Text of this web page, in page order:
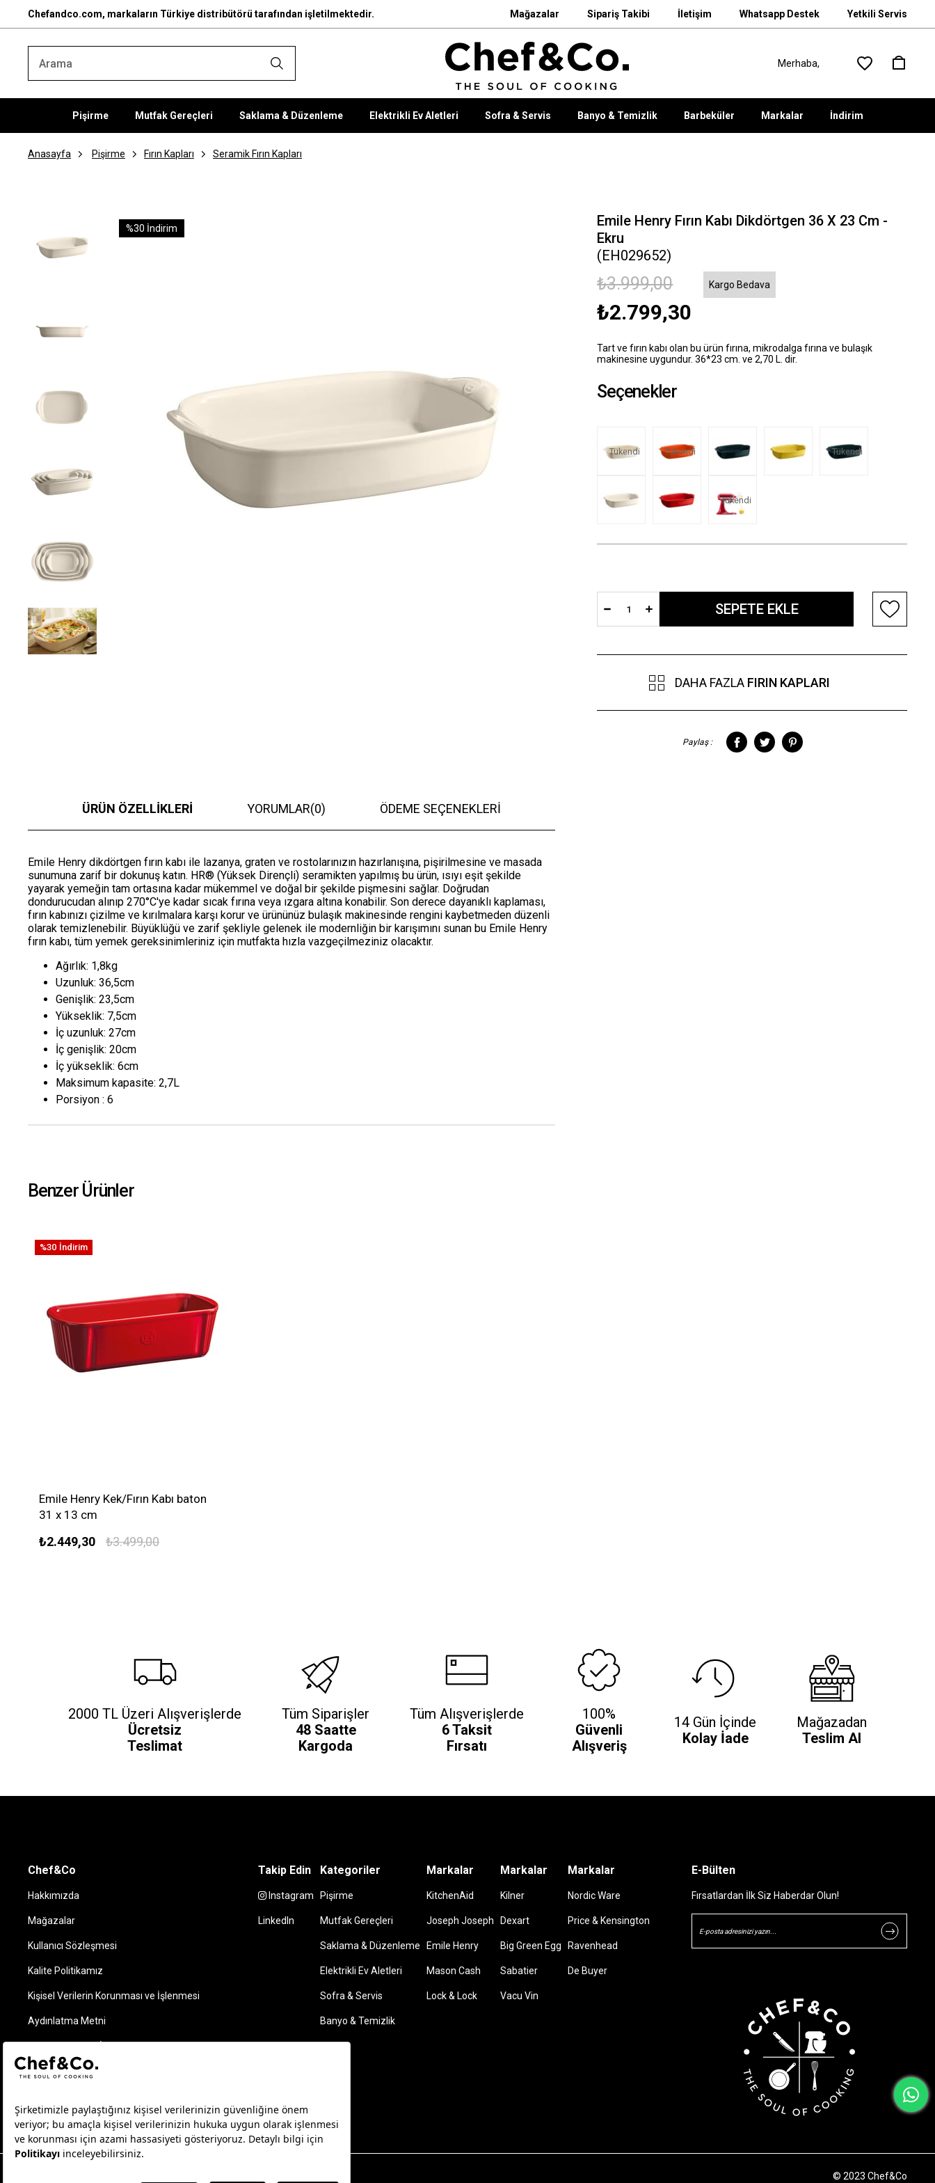
Chefandco.com, markaların Türkiye distribütörü tarafından işletilmektedir. Mağazalar Sipariş Takibi İletişim Whatsapp Destek Yetkili Servis
Pişirme Mutfak Gereçleri Saklama & Düzenleme Elektrikli Ev Aletleri Sofra & Servis Banyo & Temizlik Barbeküler Markalar İndirim
Anasayfa Pişirme Fırın Kapları Seramik Fırın Kapları
%30 İndirim
Emile Henry Fırın Kabı Dikdörtgen 36 X 23 Cm -
Ekru
(EH029652)
₺3.999,00
₺2.799,30
Kargo Bedava
Tart ve fırın kabı olan bu ürün fırına, mikrodalga fırına ve bulaşık
makinesine uygundur. 36*23 cm. ve 2,70 L. dir.
Seçenekler
Tükendi Tükendi Tükendi
Tükendi
DAHA FAZLA FIRIN KAPLARI
Paylaş :
ÜRÜN ÖZELLIKLERI YORUMLAR(0) ÖDEME SEÇENEKLERI
Emile Henry dikdörtgen fırın kabı ile lazanya, graten ve rostolarınızın hazırlanışına, pişirilmesine ve masada
sunumuna zarif bir dokunuş katın. HR® (Yüksek Dirençli) seramikten yapılmış bu ürün, ısıyı eşit şekilde
yayarak yemeğin tam ortasına kadar mükemmel ve doğal bir şekilde pişmesini sağlar. Doğrudan
dondurucudan alınıp 270°C'ye kadar sıcak fırına veya ızgara altına konabilir. Son derece dayanıklı kaplaması,
fırın kabınızı çizilme ve kırılmalara karşı korur ve ürününüz bulaşık makinesinde rengini kaybetmeden düzenli
olarak temizlenebilir. Büyüklüğü ve zarif şekliyle gelenek ile modernliğin bir karışımını sunan bu Emile Henry
fırın kabı, tüm yemek gereksinimleriniz için mutfakta hızla vazgeçilmeziniz olacaktır.
Ağırlık: 1,8kg
Uzunluk: 36,5cm
Genişlik: 23,5cm
Yükseklik: 7,5cm
İç uzunluk: 27cm
İç genişlik: 20cm
İç yükseklik: 6cm
Maksimum kapasite: 2,7L
Porsiyon : 6
Benzer Ürünler
Emile Henry Kek/Fırın Kabı baton
31 x 13 cm
₺2.449,30 ₺3.499,00
%30 İndirim
2000 TL Üzeri Alışverişlerde
Ücretsiz
Teslimat
Tüm Siparişler
48 Saatte
Kargoda
Tüm Alışverişlerde
6 Taksit
Fırsatı
100%
Güvenli
Alışveriş
14 Gün İçinde
Kolay İade
Mağazadan
Teslim Al
Chef&Co
Hakkımızda
Mağazalar
Kullanıcı Sözleşmesi
Kalite Politikamız
Kişisel Verilerin Korunması ve İşlenmesi
Aydınlatma Metni
Elektronik Ticari İleti Kuralları ve Bilgilendirme Metni
Sipariş Takip
Çerez Tercihlerini Yönetin
Takip Edin
Instagram
LinkedIn
Kategoriler
Pişirme
Mutfak Gereçleri
Saklama & Düzenleme
Elektrikli Ev Aletleri
Sofra & Servis
Banyo & Temizlik
Markalar
KitchenAid
Joseph Joseph
Emile Henry
Mason Cash
Lock & Lock
Markalar
Kilner
Dexart
Big Green Egg
Sabatier
Vacu Vin
Markalar
Nordic Ware
Price & Kensington
Ravenhead
De Buyer
E-Bülten
Fırsatlardan İlk Siz Haberdar Olun!
© 2023 Chef&Co